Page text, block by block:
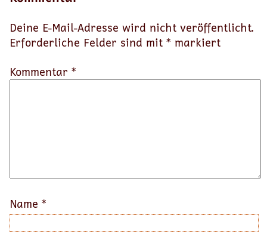
Deine E-Mail-Adresse wird nicht veröffentlicht.
Erforderliche Felder sind mit * markiert
Kommentar *
Name *